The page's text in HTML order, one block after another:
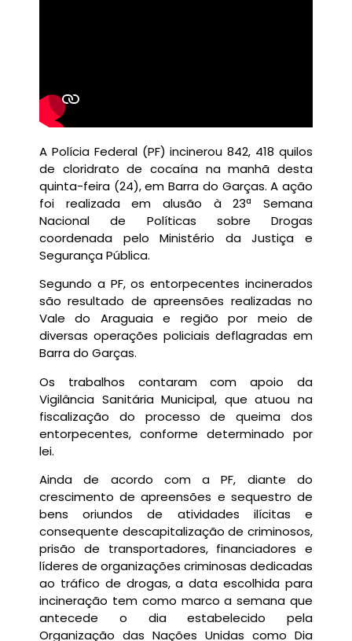
A Polícia Federal (PF) incinerou 842, 418 quilos
de cloridrato de cocaína na manhã desta
quinta-feira (24), em Barra do Garças. A ação
foi realizada em alusão à 23ª Semana
Nacional de Políticas sobre Drogas
coordenada pelo Ministério da Justiça e
Segurança Pública.
Segundo a PF, os entorpecentes incinerados
são resultado de apreensões realizadas no
Vale do Araguaia e região por meio de
diversas operações policiais deflagradas em
Barra do Garças.
Os trabalhos contaram com apoio da
Vigilância Sanitária Municipal, que atuou na
fiscalização do processo de queima dos
entorpecentes, conforme determinado por
lei.
Ainda de acordo com a PF, diante do
crescimento de apreensões e sequestro de
bens oriundos de atividades ilícitas e
consequente descapitalização de criminosos,
prisão de transportadores, financiadores e
líderes de organizações criminosas dedicadas
ao tráfico de drogas, a data escolhida para
incineração tem como marco a semana que
antecede o dia estabelecido pela
Organização das Nações Unidas como Dia